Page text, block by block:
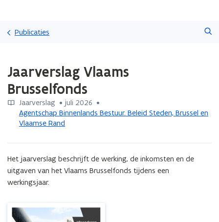
gaan
Publicaties
met
laden.
bevindt
zich
Jaarverslag
Jaarverslag Vlaams
Brusselfonds
Jaarverslag • juli 2026 •
Agentschap Binnenlands Bestuur. Beleid Steden, Brussel en
Vlaamse Rand
Het jaarverslag beschrijft de werking, de inkomsten en de
uitgaven van het Vlaams Brusselfonds tijdens een
werkingsjaar.